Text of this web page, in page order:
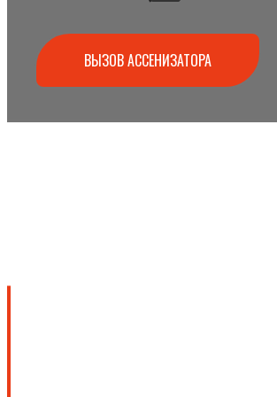
ВЫЗОВ АССЕНИЗАТОРА